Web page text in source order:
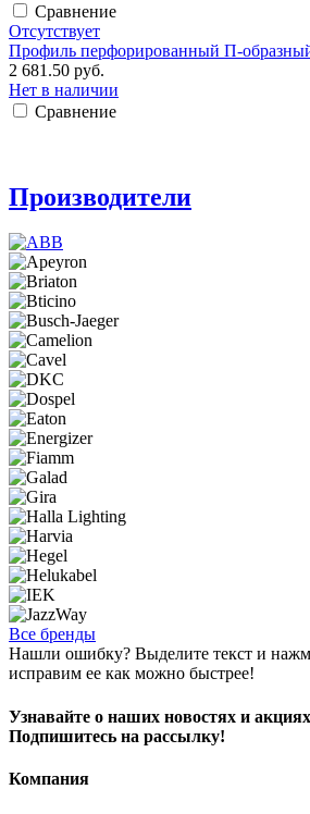
Сравнение
Отсутствует
Профиль перфорированный П-
2 681.50 руб.
Нет в наличии
Сравнение
Производители
Все бренды
Нашли ошибку? Выделите текст и
исправим ее как можно быстрее!
Узнавайте о наших новостях и
Подпишитесь на рассылку!
Компания